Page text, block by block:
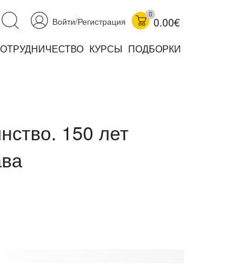
Войти/Регистрация
0
0.00€
КУРСЫ ПОДБОРКИ
150 лет